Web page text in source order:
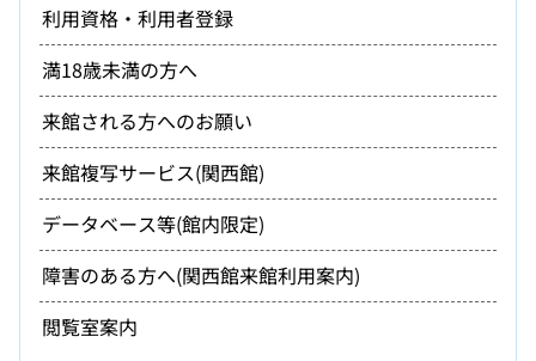
利用資格・利用者登録
満18歳未満の方へ
来館される方へのお願い
来館複写サービス(関西館)
データベース等(館内限定)
障害のある方へ(関西館来館利用案内)
閲覧室案内